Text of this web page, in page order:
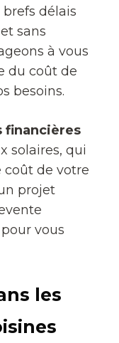
délais
et sans
à vous
du coût de
besoins.
financières
solaires, qui
de votre
projet
vous
les